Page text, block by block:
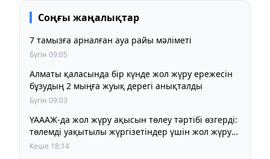
Соңғы жаңалықтар
7 тамызға арналған ауа райы мәліметі
Бүгін 09:05
Алматы қаласында бір күнде жол жүру ережесін
бұзудың 2 мыңға жуық дерегі анықталды
Бүгін 09:03
ҮАААЖ-да жол жүру ақысын төлеу тәртібі өзгерді:
төлемді уақытылы жүргізетіндер үшін жол жүру
құны бұрынғы деңгейде сақталады
Кеше 18:14